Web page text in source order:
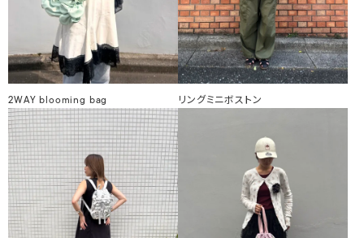
2WAY blooming bag リングミニボストン